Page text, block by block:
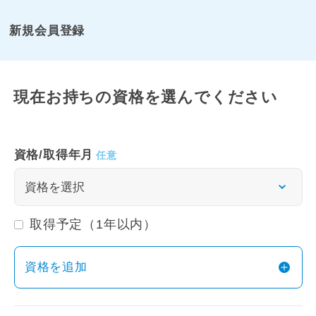
新規会員登録
現在お持ちの資格を選んでください
資格/取得年月
取得予定（1年以内）
資格を追加